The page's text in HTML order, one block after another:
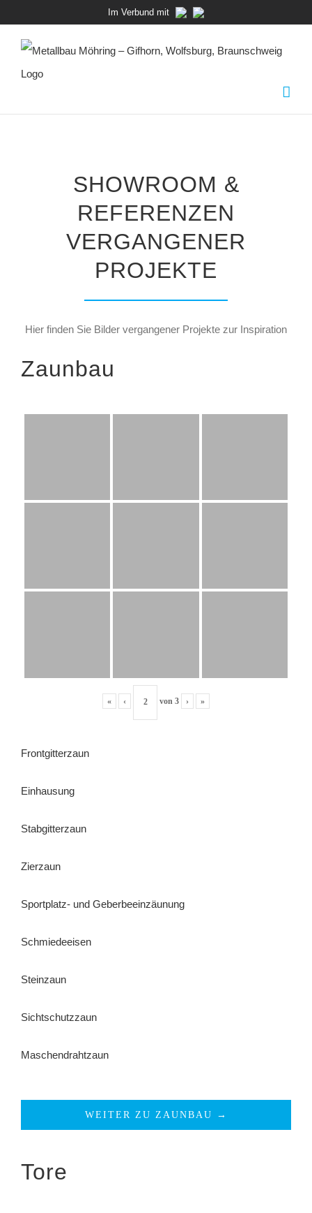
springen
Im Verbund mit
SHOWROOM &
REFERENZEN
VERGANGENER
PROJEKTE
Hier finden Sie Bilder vergangener Projekte zur Inspiration
Zaunbau
« ‹ von 3 › »
Frontgitterzaun
Einhausung
Stabgitterzaun
Zierzaun
Sportplatz- und Geberbeeinzäunung
Schmiedeeisen
Steinzaun
Sichtschutzzaun
Maschendrahtzaun
WEITER ZU ZAUNBAU →
Tore